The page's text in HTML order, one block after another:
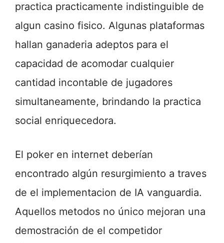
practica practicamente indistinguible de
algun casino fisico. Algunas plataformas
hallan ganaderia adeptos para el
capacidad de acomodar cualquier
cantidad incontable de jugadores
simultaneamente, brindando la practica
social enriquecedora.
El poker en internet deberían
encontrado algún resurgimiento a traves
de el implementacion de IA vanguardia.
Aquellos metodos no único mejoran una
demostración de el competidor